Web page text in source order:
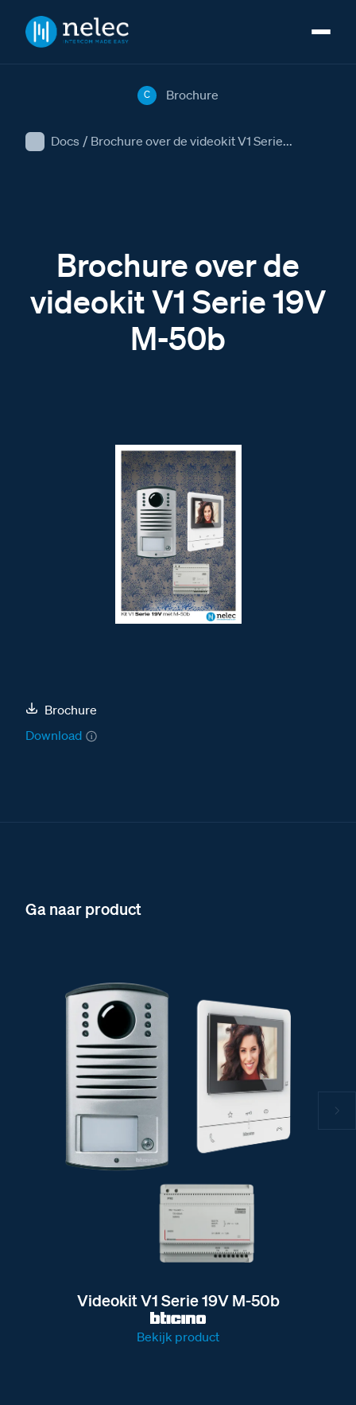
Docs / Brochure over de videokit V1 Serie...
C Brochure
Brochure over de
videokit V1 Serie 19V
M-50b
Brochure
Download
Ga naar product
Videokit V1 Serie 19V M-50b
Bekijk product